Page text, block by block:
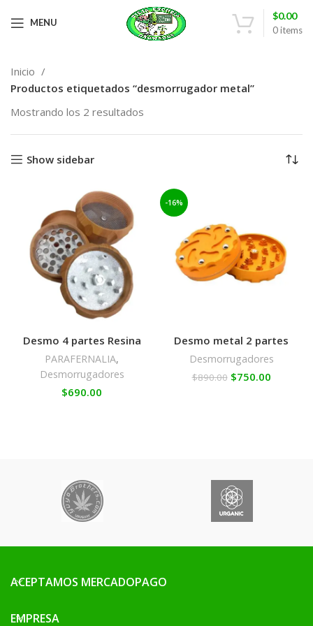
MENU
0items
$0.00
Inicio
Productos etiquetados “desmorrugador metal”
Mostrando los 2 resultados
Show sidebar
Desmo 4 partes Resina
PARAFERNALIA,
Desmorrugadores
$690.00
-16%
Desmo metal 2 partes
Desmorrugadores
$890.00 $750.00
ACEPTAMOS MERCADOPAGO
EMPRESA